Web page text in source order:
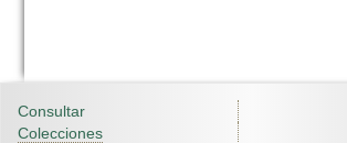
Consultar
Colecciones